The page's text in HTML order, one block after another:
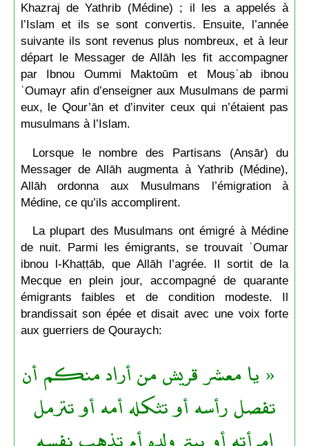
Khazraj de Yathrib (Médine) ; il les a appelés à
l’Islam et ils se sont convertis. Ensuite, l’année
suivante ils sont revenus plus nombreux, et à leur
départ le Messager de Allāh les fit accompagner
par Ibnou Oummi Maktoūm et Mouṣʿab ibnou
ʿOumayr afin d’enseigner aux Musulmans de parmi
eux, le Qour’ān et d’inviter ceux qui n’étaient pas
musulmans à l’Islam.
Lorsque le nombre des Partisans (Anṣār) du
Messager de Allāh augmenta à Yathrib (Médine),
Allāh ordonna aux Musulmans l’émigration à
Médine, ce qu’ils accomplirent.
La plupart des Musulmans ont émigré à Médine
de nuit. Parmi les émigrants, se trouvait ʿOumar
ibnou l-Khaṭṭāb, que Allāh l’agrée. Il sortit de la
Mecque en plein jour, accompagné de quarante
émigrants faibles et de condition modeste. Il
brandissait son épée et disait avec une voix forte
aux guerriers de Qouraych:
« يا معشر قريش من أراد منكم أن
تفصل رأسه أو تثكله أمه أو تترمل